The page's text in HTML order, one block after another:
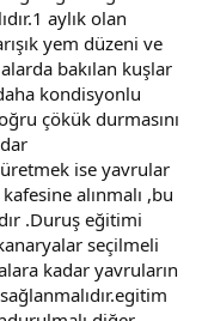
aylık olan
yem düzeni ve
bakılan kuşlar
kondisyonlu
çökük durmasını
üretmek ise yavrular
alınmalı ,bu
.Duruş eğitimi
seçilmeli
kadar yavruların